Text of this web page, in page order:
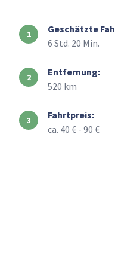
Geschätzte
6 Std. 20 Min.
Entfernung:
520 km
Fahrtpreis:
ca. 40 € - 90 €